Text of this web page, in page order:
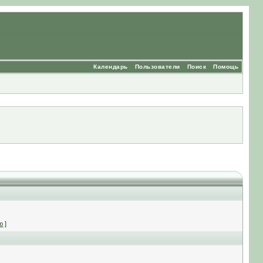
Помощь
Поиск
Пользователи
Календарь
]